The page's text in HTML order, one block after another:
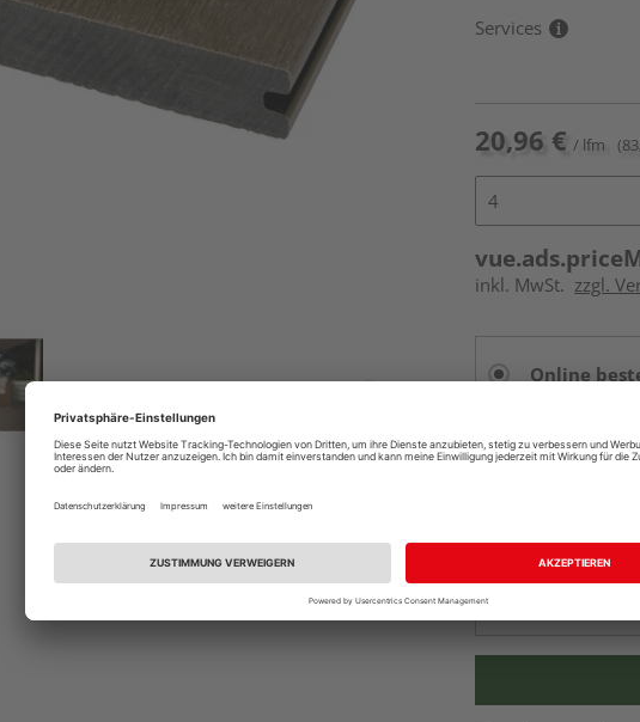
Services
20,96 € / lfm
inkl. MwSt. zzgl.
Online
Verfügbar in